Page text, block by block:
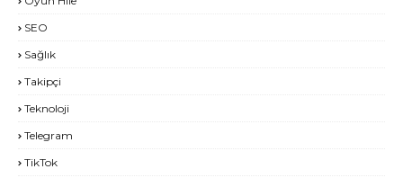
SEO
Sağlık
Takipçi
Teknoloji
Telegram
TikTok